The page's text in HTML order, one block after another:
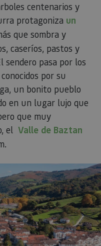
centenarios y
protagoniza un
que sombra y
caseríos, pastos y
sendero pasa por los
por su
un bonito pueblo
en un lugar lujo que
que muy
el Valle de Baztan